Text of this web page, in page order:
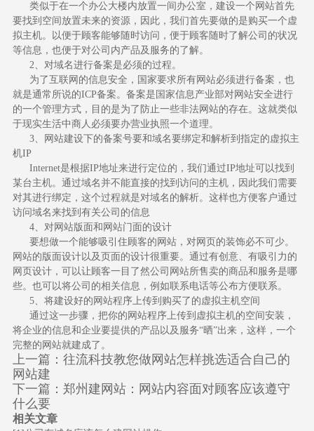
类似于在一个办公大楼内放置一间办公室，建设一个网站首先
要找到空间放置未来的资源，因此，我们首先要做的是购买一个虚
拟主机。以便于顾客能够随时访问，便于顾客随时了解公司的状况
等信息，也便于对公司内产品及服务的了解。
2、对域名进行备案是必须的过程。
为了互联网的信息安全，国家要求所有网站必须进行备案，也
就是通常所说的ICP备案。备案是国家信息产业部对网站安全进行
的一个管理方式，目的是为了防止一些非法网站的存在。这就类似
于现实生活中商人必须要办营业执照一个道理。
3、网站建设下的备案号要和域名要绑定和解析到指定的虚拟主
机IP
Internet是根据IP地址来进行定位的，我们通过IP地址可以找到
某台主机。通过域名并不能直接的找到访问的主机，因此我们需要
对其进行绑定，这个过程就是对域名的解析。这样也方便客户通过
访问域名来找到有关公司的信息
4、对网站版面和网站门面的设计
要想做一个能够吸引住顾客的网站，对网页的装饰必不可少。
网站的版面设计以及页面的设计很重要。通过有创意、有吸引力的
网页设计，可以让顾客一目了然公司网站所售卖的商品和服务是哪
些。也可以将公司的相关信息，例如联系电话等公布方便联系。
5、将建设好的网站程序上传到购买了的虚拟主机空间
通过这一步骤，把你的网站程序上传到虚拟主机的空间安装，
将企业的信息和企业要提供的产品以及服务“晒”出来，这样，一个
完整的网站就建成了。
上一篇： 往流科技教您做网站怎样挑选适合自己的
网站建
下一篇： 郑州建网站：网站内容面对顾客应该遵守
什么要
相关文章